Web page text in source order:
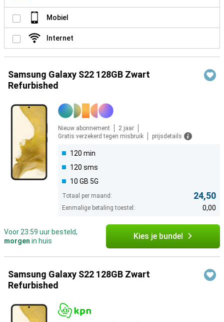
Mobiel
Internet
Samsung Galaxy S22 128GB Zwart
Refurbished
Nieuw abonnement
2 jaar
Gratis verzekerd tegen misbruik
prijsdetails
120 min
120 sms
10 GB 5G
Totaal per maand: 24,50
Eenmalige betaling toestel: 0,00
Voor 23:59 uur besteld,
morgen in huis Kies je bundel
Samsung Galaxy S22 128GB Zwart
Refurbished